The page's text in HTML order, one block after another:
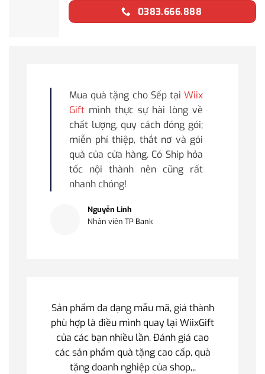
0383.666.888
Mua quà tặng cho Sếp tại Wiix
Gift mình thực sự hài lòng về
chất lượng, quy cách đóng gói;
miễn phí thiệp, thắt nơ và gói
quà của cửa hàng. Có Ship hỏa
tốc nội thành nên cũng rất
nhanh chóng!
Nguyễn Linh
Nhân viên TP Bank
Sản phẩm đa dạng mẫu mã, giá thành
phù hợp là điều mình quay lại WiixGift
của các bạn nhiều lần. Đánh giá cao
các sản phẩm quà tặng cao cấp, quà
tặng doanh nghiệp của shop,,,